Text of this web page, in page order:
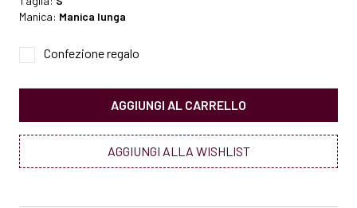
Manica: Manica lunga
Confezione regalo
AGGIUNGI AL CARRELLO
AGGIUNGI ALLA WISHLIST